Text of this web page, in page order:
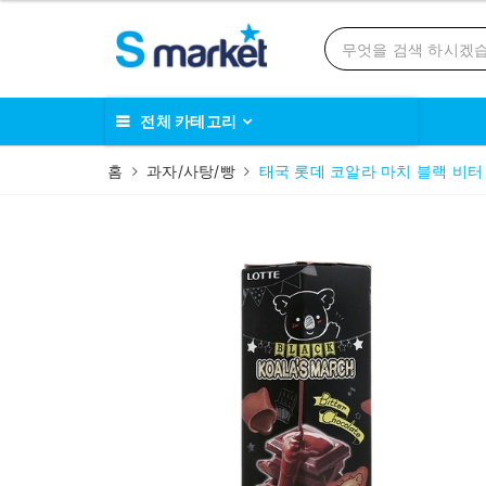
전체 카테고리
홈 과자/사탕/빵 태국 롯데 코알라 마치 블랙 비